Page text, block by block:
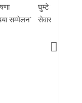
सम्मेलन’
घुम्टे युवा
सेवासम्म